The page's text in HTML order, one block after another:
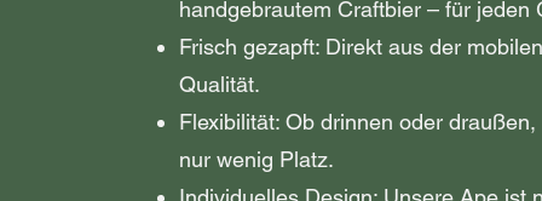
handgebrautem Craftbier – für jeden
Frisch gezapft: Direkt aus der
Qualität.
Flexibilität: Ob drinnen oder
nur wenig Platz.